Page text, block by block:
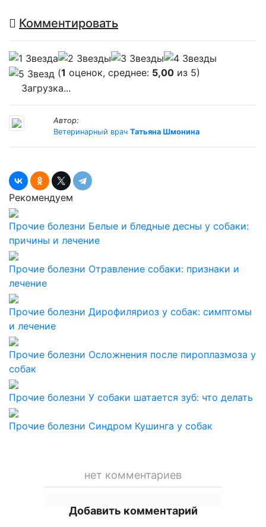
Комментировать
(1 оценок, среднее: 5,00 из 5)
Загрузка...
Автор:
Ветеринарный врач Татьяна Шмонина
Рекомендуем
Прочие болезни Белые и бледные десны у собаки:
причины и лечение
Прочие болезни Отравление собаки: признаки и
лечение
Прочие болезни Дирофиляриоз у собак: симптомы
и лечение
Прочие болезни Осложнения после пироплазмоза у
собак
Прочие болезни У собаки шатается зуб: что делать
Прочие болезни Синдром Кушинга у собак
нет комментариев
Добавить комментарий